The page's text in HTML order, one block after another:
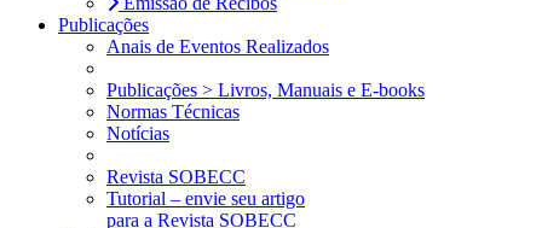
Publicações
Anais de Eventos Realizados
Publicações > Livros, Manuais e E-books
Normas Técnicas
Notícias
Revista SOBECC
Tutorial – envie seu artigo
para a Revista SOBECC